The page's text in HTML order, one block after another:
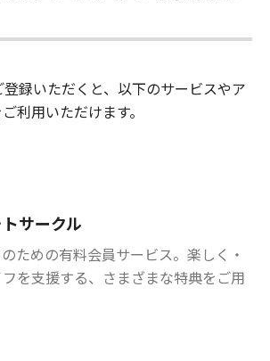
登録いただくと、以下のサービスやア
利用いただけます。
サークル
ための有料会員サービス。楽しく・
を支援する、さまざまな特典をご用